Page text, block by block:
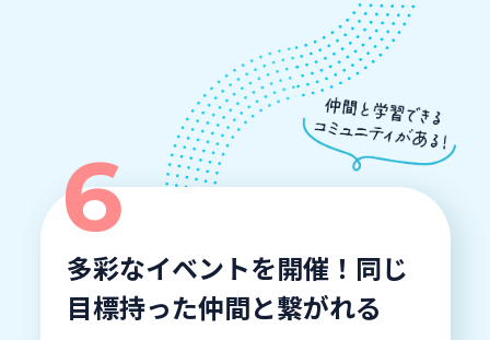
多彩なイベントを開催！同じ
目標持った仲間と繋がれる